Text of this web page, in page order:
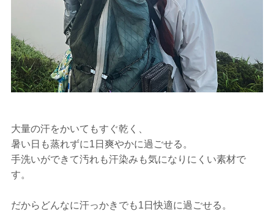
大量の汗をかいてもすぐ乾く、
暑い日も蒸れずに1日爽やかに過ごせる。
手洗いができて汚れも汗染みも気になりにくい素材で
す。
だからどんなに汗っかきでも1日快適に過ごせる。